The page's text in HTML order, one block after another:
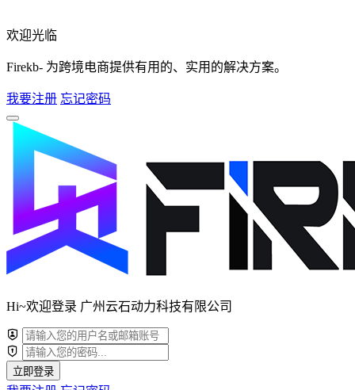
欢迎光临
Firekb- 为跨境电商提供有用的、实用的解决方案。
我要注册 忘记密码
Hi~欢迎登录 广州云石动力科技有限公司
立即登录